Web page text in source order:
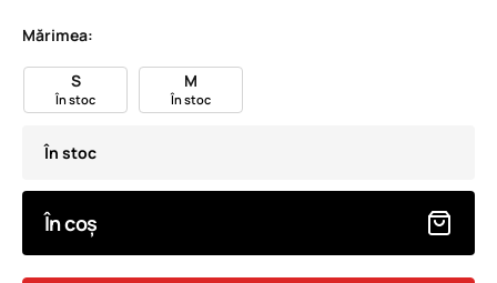
Mărimea:
S
În stoc
M
În stoc
În stoc
În coș